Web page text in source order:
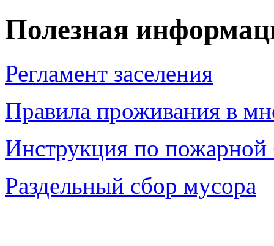
Полезная
Регламент заселения
Правила проживания в
Инструкция по пожарной
Раздельный сбор мусора